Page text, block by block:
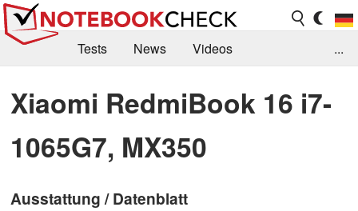
Tests News
Videos
Kaufberatung
Deals Suche
Jobs
Forum
...
Xiaomi RedmiBook 16 i7-
1065G7, MX350
Ausstattung / Datenblatt